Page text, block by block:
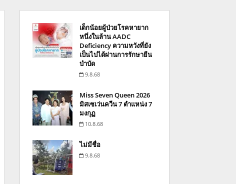
เด็กน้อยผู้ป่วยโรคหายาก
หนึ่งในล้าน AADC
Deficiency ความหวังที่ยัง
เป็นไปได้ผ่านการรักษายีน
บำบัด
9.8.68
Miss Seven Queen 2026
มิสเซเว่นควีน 7 ตำแหน่ง 7
มงกุฏ
10.8.68
ไม่มีชื่อ
9.8.68